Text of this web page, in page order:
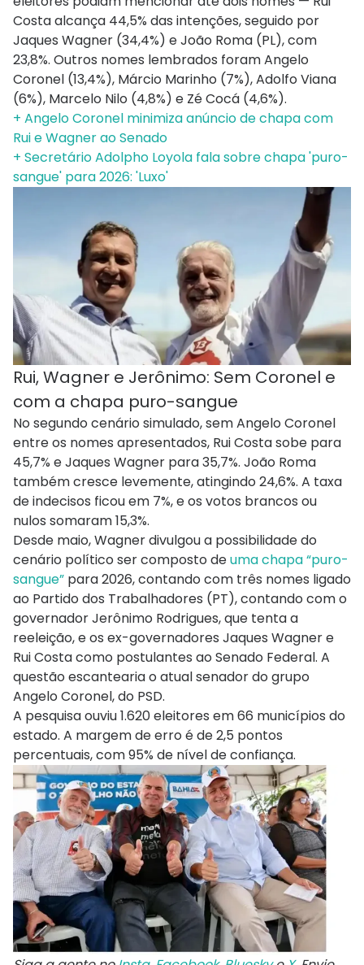
Costa alcança 44,5% das intenções, seguido por
Jaques Wagner (34,4%) e João Roma (PL), com
23,8%. Outros nomes lembrados foram Angelo
Coronel (13,4%), Márcio Marinho (7%), Adolfo Viana
(6%), Marcelo Nilo (4,8%) e Zé Cocá (4,6%).
+ Angelo Coronel minimiza anúncio de chapa com
Rui e Wagner ao Senado
+ Secretário Adolpho Loyola fala sobre chapa 'puro-
sangue' para 2026: 'Luxo'
Rui, Wagner e Jerônimo: Sem Coronel e
com a chapa puro-sangue
No segundo cenário simulado, sem Angelo Coronel
entre os nomes apresentados, Rui Costa sobe para
45,7% e Jaques Wagner para 35,7%. João Roma
também cresce levemente, atingindo 24,6%. A taxa
de indecisos ficou em 7%, e os votos brancos ou
nulos somaram 15,3%.
Desde maio, Wagner divulgou a possibilidade do
cenário político ser composto deuma chapa “puro-
sangue” para 2026, contando com três nomes ligado
ao Partido dos Trabalhadores (PT), contando com o
governador Jerônimo Rodrigues, que tenta a
reeleição, e os ex-governadores Jaques Wagner e
Rui Costa como postulantes ao Senado Federal. A
questão escantearia o atual senador do grupo
Angelo Coronel, do PSD.
A pesquisa ouviu 1.620 eleitores em 66 municípios do
estado. A margem de erro é de 2,5 pontos
percentuais, com 95% de nível de confiança.